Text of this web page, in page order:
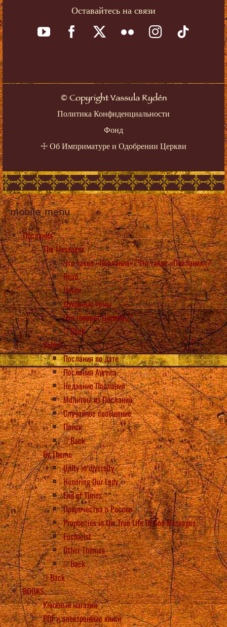
Оставайтесь на связи
©Copyright Vassula Rydén
Политика Конфиденциальности
Фонд
☩ Об Имприматуре и Одобрении Церкви
mobile_menu
Послания
The Messages
Что такое «Послания»?Что такое «Послания»?
Read
Listen
Духовные темы
Что говорит Церковь?
Back
Select
Послания по дате
Послания Ангела
Недавние Послания
Молитвы из Посланий
Случайное сообщение
Поиск
Back
By Theme
Unity in diversity
Honoring Our Lady
End of Times
Пророчества о России
Prophecies in the True Life in God Messages
Eucharist
Other Themes
Back
Back
BOOKS
Книжный магазин
PDF и электронные книги